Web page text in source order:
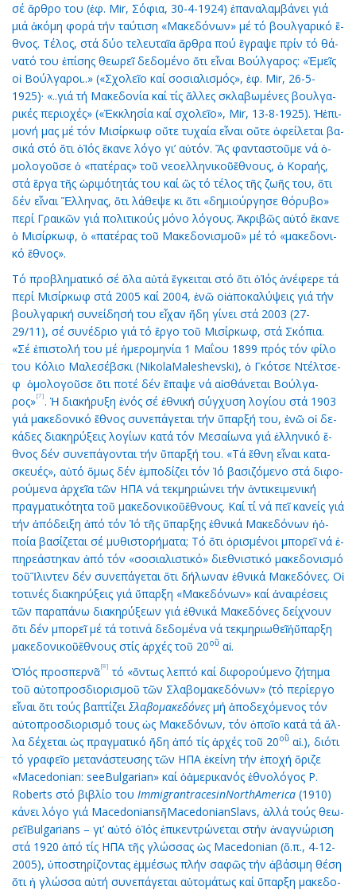
σέ ἄρ­θρο του (ἐφ. Mir, Σό­φια, 30-4-1924) ἐ­πα­να­λαμ­βά­νει γιά
μιά ἀ­κό­μη φο­ρά τήν ταύ­τι­ση «Μα­κε­δό­νων» μέ τό βουλ­γα­ρι­κό ἔ­
θνος. Τέ­λος, στά δύ­ο τε­λευ­ταῖ­α ἄρ­θρα πού ἔ­γρα­ψε πρίν τό θά­
να­τό του ἐ­πί­σης θε­ω­ρεῖ δε­δο­μέ­νο ὅ­τι εἶ­ναι Βούλ­γα­ρος: «Ἐ­μεῖς
οἱ Βούλ­γα­ροι..» («Σχο­λεῖ­ο καί σο­σι­α­λι­σμός», ἐφ. Mir, 26-5-
1925)· «..γιά τή Μα­κε­δο­νί­α καί τίς ἄλ­λες σκλα­βω­μέ­νες βουλ­γα­
ρι­κές πε­ρι­ο­χές» («Ἐκ­κλη­σί­α καί σχο­λεῖ­ο», Mir, 13-8-1925). Ἡἐ­πι­
μο­νή μας μέ τόν Μι­σίρ­κωφ οὔ­τε τυ­χαί­α εἶ­ναι οὔ­τε ὀ­φεί­λε­ται βα­
σι­κά στό ὅ­τι ὁἸ­ός ἔ­κα­νε λό­γο γι’ αὐ­τόν. Ἄς φαν­τα­στοῦ­με νά ὁ­
μο­λο­γοῦ­σε ὁ «πα­τέ­ρας» τοῦ νε­ο­ελ­λη­νι­κοῦἔ­θνους, ὁ Κο­ρα­ής,
στά ἔρ­γα τῆς ὡ­ρι­μό­τη­τάς του καί ὥς τό τέ­λος τῆς ζω­ῆς του, ὅ­τι
δέν εἶ­ναι Ἕλ­λη­νας, ὅ­τι λά­θε­ψε κι ὅ­τι «δη­μι­ούρ­γη­σε θό­ρυ­βο»
πε­ρί Γραι­κῶν γιά πο­λι­τι­κούς μό­νο λό­γους. Ἀ­κρι­βῶς αὐ­τό ἔ­κα­νε
ὁ Μι­σίρ­κωφ, ὁ «πα­τέ­ρας τοῦ Μα­κε­δο­νι­σμοῦ» μέ τό «μα­κε­δο­νι­
κό ἔ­θνος».
Τό προ­βλη­μα­τι­κό σέ ὅ­λα αὐ­τά ἔγ­κει­ται στό ὅ­τι ὁἸ­ός ἀ­νέ­φε­ρε τά
πε­ρί Μι­σίρ­κωφ στά 2005 καί 2004, ἐ­νῶ οἱἀ­πο­κα­λύ­ψεις γιά τήν
βουλ­γα­ρι­κή συ­νεί­δη­σή του εἶ­χαν ἤ­δη γί­νει στά 2003 (27-
29/11), σέ συ­νέ­δριο γιά τό ἔρ­γο τοῦ Μι­σίρ­κωφ, στά Σκό­πια.
«Σέ ἐ­πι­στο­λή του μέ ἡ­με­ρο­μη­νί­α 1 Μα­ΐ­ου 1899 πρός τόν φί­λο
του Κό­λιο Μα­λε­σέβ­σκι (NikolaMaleshevski), ὁ Γκό­τσε Ντέλ­τσε­
φ ὁ­μο­λο­γοῦ­σε ὅ­τι πο­τέ δέν ἔ­πα­ψε νά αἰ­σθά­νε­ται Βούλ­γα­
ρος»[7] . Ἡ δι­α­κή­ρυ­ξη ἑ­νός σέ ἐ­θνι­κή σύγ­χυ­ση λο­γί­ου στά 1903
γιά μα­κε­δο­νι­κό ἔ­θνος συ­νε­πά­γε­ται τήν ὕ­παρ­ξή του, ἐ­νῶ οἱ δε­
κά­δες δι­α­κη­ρύ­ξεις λο­γί­ων κα­τά τόν Με­σαί­ω­να γιά ἑλ­λη­νι­κό ἔ­
θνος δέν συ­νε­πά­γον­ται τήν ὕ­παρ­ξή του. «Τά ἔ­θνη εἶ­ναι κα­τα­
σκευ­ές», αὐ­τό ὅ­μως δέν ἐμ­πο­δί­ζει τόν Ἰ­ό βα­σι­ζό­με­νο στά δι­φο­
ρού­με­να ἀρ­χεῖ­α τῶν ΗΠΑ νά τε­κμη­ρι­ώ­νει τήν ἀν­τι­κει­με­νι­κή
πραγ­μα­τι­κό­τη­τα τοῦ μα­κε­δο­νι­κοῦἔ­θνους. Καί τί νά πεῖ κα­νείς γιά
τήν ἀ­πό­δει­ξη ἀ­πό τόν Ἰ­ό τῆς ὕ­παρ­ξης ἐ­θνι­κά Μα­κε­δό­νων ἡὁ­
ποί­α βα­σί­ζε­ται σέ μυ­θι­στο­ρή­μα­τα; Τό ὅ­τι ὁ­ρι­σμέ­νοι μπο­ρεῖ νά ἐ­
πη­ρε­ά­στη­καν ἀ­πό τόν «σο­σι­α­λι­στι­κό» δι­ε­θνι­στι­κό μα­κε­δο­νι­σμό
τοῦἼ­λιν­τεν δέν συ­νε­πά­γε­ται ὅ­τι δή­λω­ναν ἐ­θνι­κά Μα­κε­δό­νες. Οἱ
το­τι­νές δι­α­κη­ρύ­ξεις γιά ὕ­παρ­ξη «Μα­κε­δό­νων» καί ἀ­ναι­ρέ­σεις
τῶν πα­ρα­πά­νω δι­α­κη­ρύ­ξε­ων γιά ἐ­θνι­κά Μα­κε­δό­νες δεί­χνουν
ὅ­τι δέν μπο­ρεῖ μέ τά το­τι­νά δε­δο­μέ­να νά τε­κμη­ρι­ω­θεῖἡὕ­παρ­ξη
μα­κε­δο­νι­κοῦἔ­θνους στίς ἀρ­χές τοῦ 20οῦ αἰ.
ὉἸ­ός προ­σπερ­νᾶ[8] τό «ὄν­τως λε­πτό καί δι­φο­ρού­με­νο ζή­τη­μα
τοῦ αὐ­το­προσ­δι­ο­ρι­σμοῦ τῶν Σλα­βο­μα­κε­δό­νων» (τό πε­ρί­ερ­γο
εἶ­ναι ὅ­τι τούς βα­πτί­ζει Σλα­βο­μα­κε­δό­νεςμή ἀ­πο­δε­χό­με­νος τόν
αὐ­το­προσ­δι­ο­ρι­σμό τους ὡς Μα­κε­δό­νων, τόν ὁ­ποῖ­ο κα­τά τά ἄλ­
λα δέ­χε­ται ὡς πραγ­μα­τι­κό ἤ­δη ἀ­πό τίς ἀρ­χές τοῦ 20οῦ αἰ.), δι­ό­τι
τό γρα­φεῖ­ο με­τα­νά­στευ­σης τῶν ΗΠΑ ἐ­κεί­νη τήν ἐ­πο­χή ὅ­ρι­ζε
«Macedonian: seeBulgarian» καί ὁἀ­με­ρι­κα­νός ἐ­θνο­λό­γος P.
Roberts στό βι­βλί­ο του ImmigrantracesinNorthAmerica (1910)
κά­νει λό­γο γιά MacedoniansἤMacedonianSlavs, ἀλ­λά τούς θε­ω­
ρεῖBulgarians – γι’ αὐ­τό ὁἸ­ός ἐ­πι­κεν­τρώ­νε­ται στήν ἀ­να­γνώ­ρι­ση
στά 1920 ἀ­πό τίς ΗΠΑ τῆς γλώσ­σας ὡς Macedonian (ὅ.π., 4-12-
2005), ὑ­πο­στη­ρί­ζον­τας ἐμ­μέ­σως πλήν σα­φῶς τήν ἀ­βά­σι­μη θέ­ση
ὅ­τι ἡ γλώσ­σα αὐ­τή συ­νε­πά­γε­ται αὐ­το­μά­τως καί ὕ­παρ­ξη μα­κε­δο­